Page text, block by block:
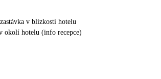
v blízkosti hotelu
okolí hotelu (info recepce)